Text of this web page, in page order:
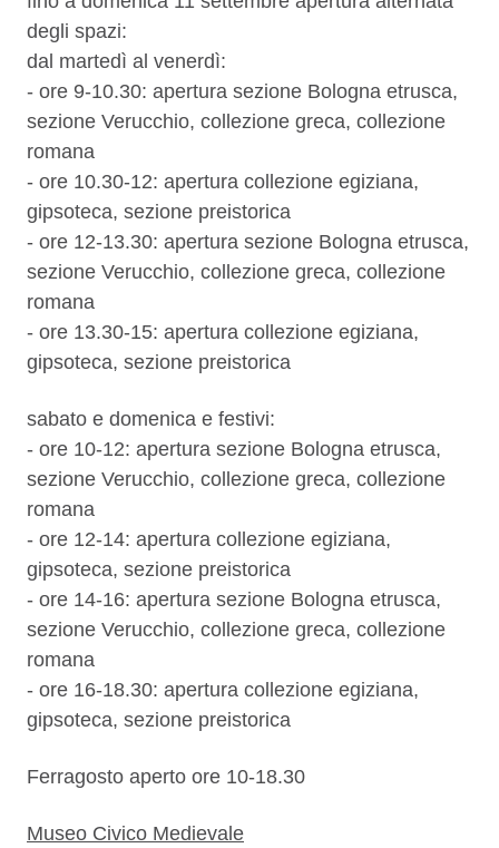
degli spazi:
dal martedì al venerdì:
- ore 9-10.30: apertura sezione Bologna etrusca,
sezione Verucchio, collezione greca, collezione
romana
- ore 10.30-12: apertura collezione egiziana,
gipsoteca, sezione preistorica
- ore 12-13.30: apertura sezione Bologna etrusca,
sezione Verucchio, collezione greca, collezione
romana
- ore 13.30-15: apertura collezione egiziana,
gipsoteca, sezione preistorica
sabato e domenica e festivi:
- ore 10-12: apertura sezione Bologna etrusca,
sezione Verucchio, collezione greca, collezione
romana
- ore 12-14: apertura collezione egiziana,
gipsoteca, sezione preistorica
- ore 14-16: apertura sezione Bologna etrusca,
sezione Verucchio, collezione greca, collezione
romana
- ore 16-18.30: apertura collezione egiziana,
gipsoteca, sezione preistorica
Ferragosto aperto ore 10-18.30
Museo Civico Medievale